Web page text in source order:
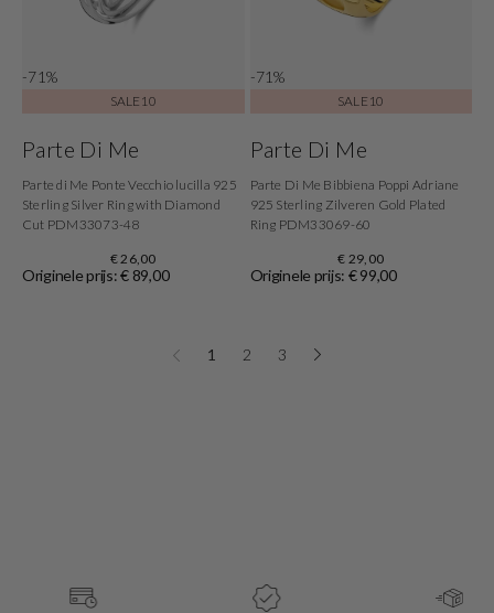
-71%
SALE10
Parte Di Me
Parte di Me Ponte Vecchio lucilla 925
Sterling Silver Ring with Diamond
Cut PDM33073-48
€ 26,00
Originele prijs: € 89,00
-71%
SALE10
Parte Di Me
Parte Di Me Bibbiena Poppi Adriane
925 Sterling Zilveren Gold Plated
Ring PDM33069-60
€ 29,00
Originele prijs: € 99,00
1 2 3